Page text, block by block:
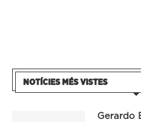
NOTÍCIES MÉS VISTES
Gerardo